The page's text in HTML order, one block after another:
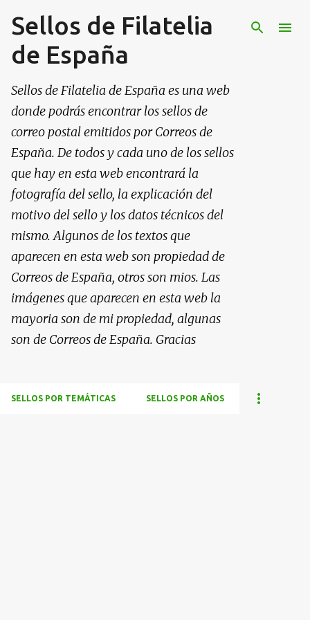
Ir al contenido principal
Sellos de Filatelia
de España
Sellos de Filatelia de España es una web
donde podrás encontrar los sellos de
correo postal emitidos por Correos de
España. De todos y cada uno de los sellos
que hay en esta web encontrará la
fotografía del sello, la explicación del
motivo del sello y los datos técnicos del
mismo. Algunos de los textos que
aparecen en esta web son propiedad de
Correos de España, otros son mios. Las
imágenes que aparecen en esta web la
mayoria son de mi propiedad, algunas
son de Correos de España. Gracias
SELLOS POR TEMÁTICAS SELLOS POR AÑOS